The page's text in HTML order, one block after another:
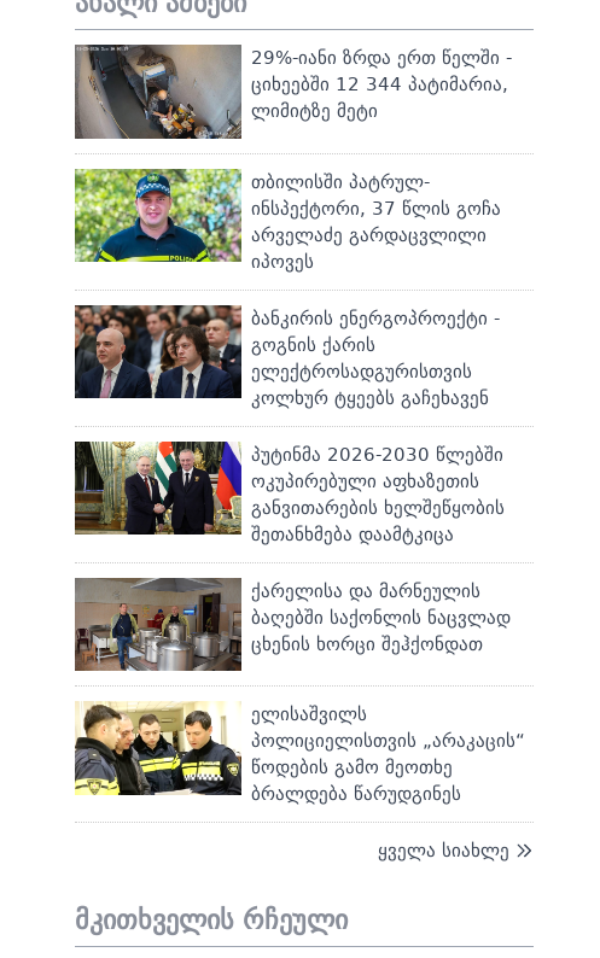
29%-იანი ზრდა ერთ წელში -
ციხეებში 12 344 პატიმარია,
ლიმიტზე მეტი
თბილისში პატრულ-
ინსპექტორი, 37 წლის გოჩა
არველაძე გარდაცვლილი
იპოვეს
ბანკირის ენერგოპროექტი -
გოგნის ქარის
ელექტროსადგურისთვის
კოლხურ ტყეებს გაჩეხავენ
პუტინმა 2026-2030 წლებში
ოკუპირებული აფხაზეთის
განვითარების ხელშეწყობის
შეთანხმება დაამტკიცა
ქარელისა და მარნეულის
ბაღებში საქონლის ნაცვლად
ცხენის ხორცი შეჰქონდათ
ელისაშვილს
პოლიციელისთვის „არაკაცის“
წოდების გამო მეოთხე
ბრალდება წარუდგინეს
ყველა სიახლე
მკითხველის რჩეული